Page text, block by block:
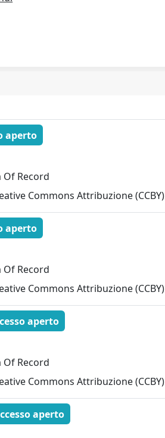
aperto
Of Record
Commons Attribuzione (CCBY)
aperto
Of Record
Commons Attribuzione (CCBY)
aperto
Of Record
Commons Attribuzione (CCBY)
aperto